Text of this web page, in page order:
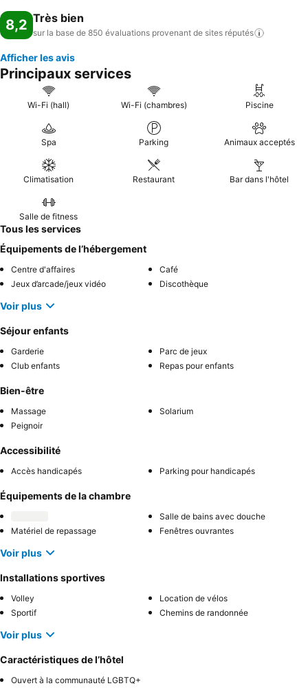
8,2 Très bien
sur la base de 850 évaluations provenant de sites réputés
Afficher les avis
Principaux services
Wi-Fi (hall) Wi-Fi (chambres) Piscine
Spa Parking Animaux acceptés
Climatisation Restaurant Bar dans l'hôtel
Salle de fitness
Tous les services
Équipements de l’hébergement
Centre d'affaires
Café
Jeux d’arcade/jeux vidéo
Discothèque
Voir plus
Séjour enfants
Garderie
Parc de jeux
Club enfants
Repas pour enfants
Bien-être
Massage
Solarium
Peignoir
Accessibilité
Accès handicapés Parking pour handicapés
Équipements de la chambre
Salle de bains avec douche
Matériel de repassage
Fenêtres ouvrantes
Voir plus
Installations sportives
Volley
Location de vélos
Sportif
Chemins de randonnée
Voir plus
Caractéristiques de l’hôtel
Ouvert à la communauté LGBTQ+